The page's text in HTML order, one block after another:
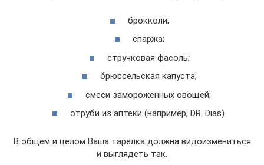
брокколи;
спаржа;
стручковая фасоль;
брюссельская капуста;
смеси замороженных овощей;
отруби из аптеки (например, DR. Dias).
В общем и целом Ваша тарелка должна видоизмениться
и выглядеть так.